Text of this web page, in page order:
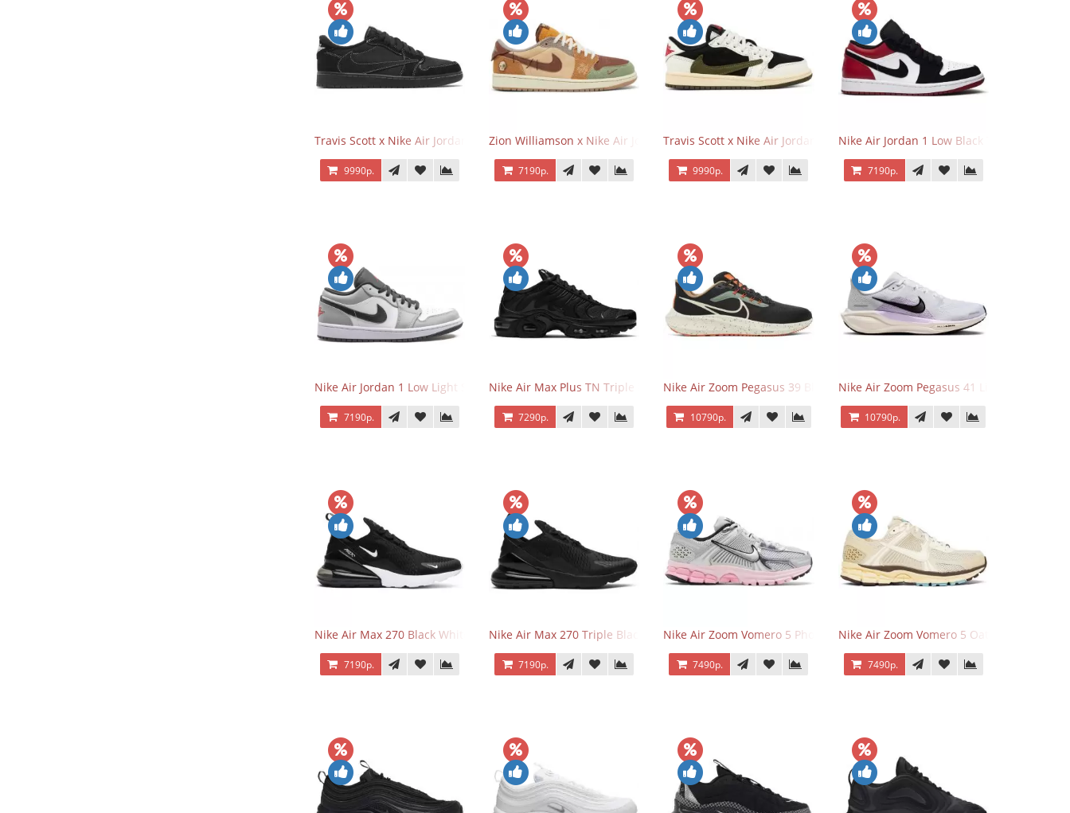
Travis Scott x Nike Air Jordan 1 Retro Low OG SP Black Phantom
9990р.
Zion Williamson x Nike Air Jordan 1 Retro Low OG Voodoo
7190р.
Travis Scott x Nike Air Jordan 1 Retro Low OG SP Olive
9990р.
Nike Air Jordan 1 Low Black Toe
7190р.
Nike Air Jordan 1 Low Light Smoke Grey
7190р.
Nike Air Max Plus TN Triple Black
7290р.
Nike Air Zoom Pegasus 39 Black White Orange
10790р.
Nike Air Zoom Pegasus 41 Lilac Bloom
10790р.
Nike Air Max 270 Black White
7190р.
Nike Air Max 270 Triple Black
7190р.
Nike Air Zoom Vomero 5 Photon Dust Pink Foam
7490р.
Nike Air Zoom Vomero 5 Oatmeal
7490р.